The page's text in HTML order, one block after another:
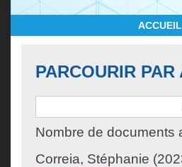
ACCUEIL
PARCOURIR PAR
Nombre de documents
Correia, Stéphanie